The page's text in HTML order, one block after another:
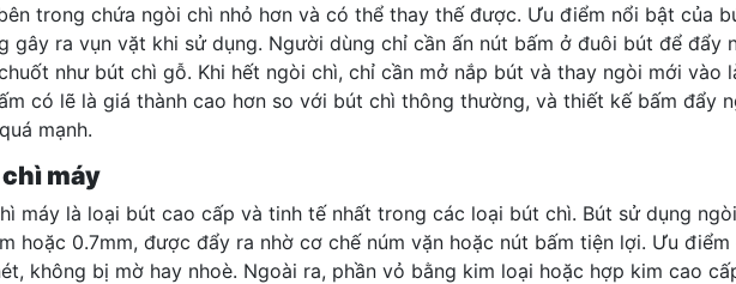
trong chứa ngòi chì nhỏ hơn và có thể thay thế được. Ưu điểm nổi bật của
gây ra vụn vặt khi sử dụng. Người dùng chỉ cần ấn nút bấm ở đuôi bút để đẩy
như bút chì gỗ. Khi hết ngòi chì, chỉ cần mở nắp bút và thay ngòi mới
có lẽ là giá thành cao hơn so với bút chì thông thường, và thiết kế bấm đẩy
mạnh.
máy
máy là loại bút cao cấp và tinh tế nhất trong các loại bút chì. Bút sử dụng
hoặc 0.7mm, được đẩy ra nhờ cơ chế núm vặn hoặc nút bấm tiện lợi. Ưu
không bị mờ hay nhoè. Ngoài ra, phần vỏ bằng kim loại hoặc hợp kim cao